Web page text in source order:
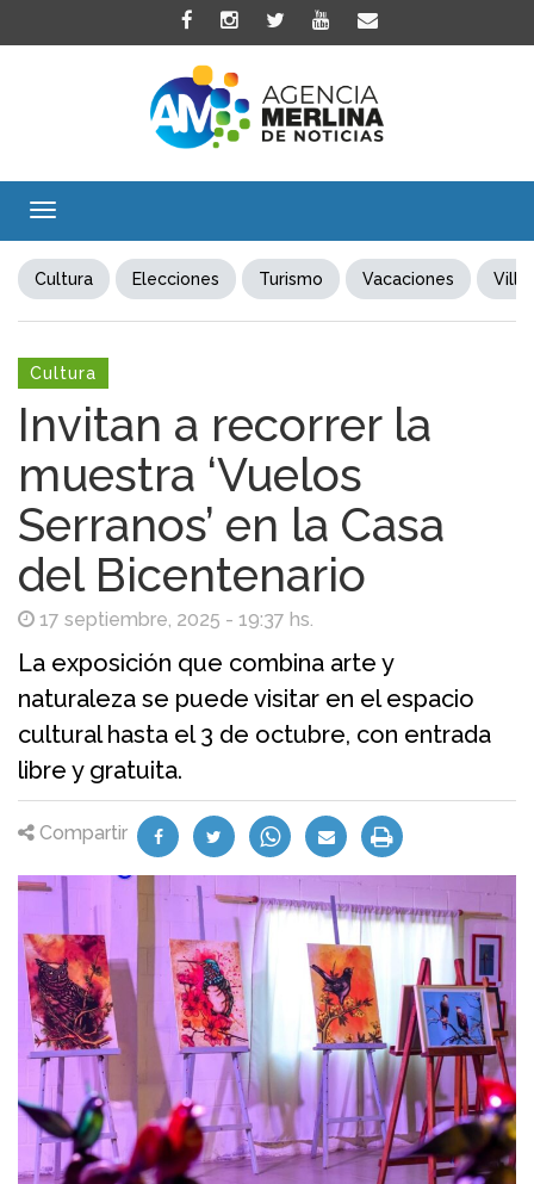
Toggle
Cultura Elecciones Turismo Vacaciones Villa
Cultura
Invitan a recorrer la
muestra ‘Vuelos
Serranos’ en la Casa
del Bicentenario
17 septiembre, 2025 - 19:37 hs.
La exposición que combina arte y
naturaleza se puede visitar en el espacio
cultural hasta el 3 de octubre, con entrada
libre y gratuita.
Compartir